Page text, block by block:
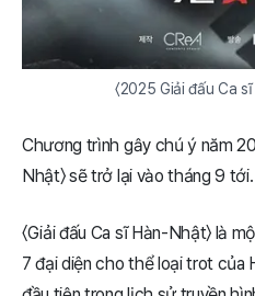
〈2025 Giải đấu Ca
Chương trình gây chú ý năm
Nhật〉 sẽ trở lại vào tháng 9 tới.
〈Giải đấu Ca sĩ Hàn-Nhật〉 là
7 đại diện cho thể loại trot của